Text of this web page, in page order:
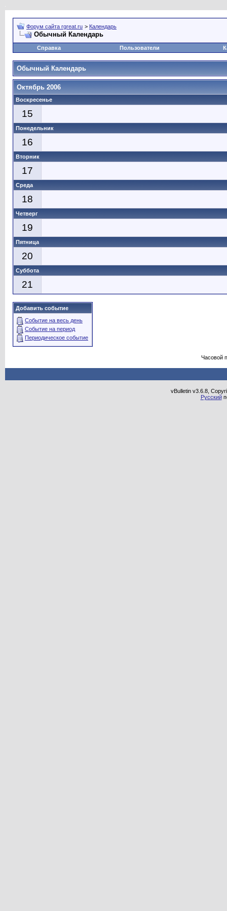
Форум сайта rgreat.ru > Календарь
Обычный Календарь
Справка Пользователи
Обычный Календарь
Октябрь 2006
Воскресенье
15
Понедельник
16
Вторник
17
Среда
18
Четверг
19
Пятница
20
Суббота
21
Добавить событие
Событие на весь день
Событие на период
Периодическое событие
Часовой
vBulletin v3.6.8,
Русский